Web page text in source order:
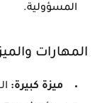
المسؤولية.
المهارات
ميزة كبيرة: